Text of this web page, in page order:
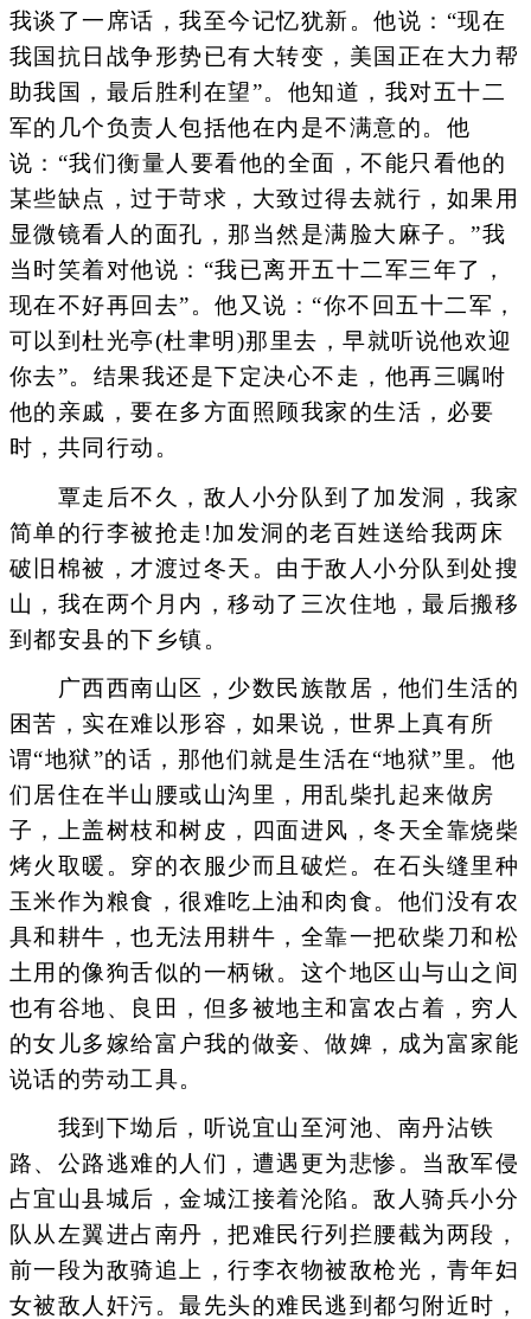
我谈了一席话，我至今记忆犹新。他说：“现在
我国抗日战争形势已有大转变，美国正在大力帮
助我国，最后胜利在望”。他知道，我对五十二
军的几个负责人包括他在内是不满意的。他
说：“我们衡量人要看他的全面，不能只看他的
某些缺点，过于苛求，大致过得去就行，如果用
显微镜看人的面孔，那当然是满脸大麻子。”我
当时笑着对他说：“我已离开五十二军三年了，
现在不好再回去”。他又说：“你不回五十二军，
可以到杜光亭(杜聿明)那里去，早就听说他欢迎
你去”。结果我还是下定决心不走，他再三嘱咐
他的亲戚，要在多方面照顾我家的生活，必要
时，共同行动。
覃走后不久，敌人小分队到了加发洞，我家
简单的行李被抢走!加发洞的老百姓送给我两床
破旧棉被，才渡过冬天。由于敌人小分队到处搜
山，我在两个月内，移动了三次住地，最后搬移
到都安县的下乡镇。
广西西南山区，少数民族散居，他们生活的
困苦，实在难以形容，如果说，世界上真有所
谓“地狱”的话，那他们就是生活在“地狱”里。他
们居住在半山腰或山沟里，用乱柴扎起来做房
子，上盖树枝和树皮，四面进风，冬天全靠烧柴
烤火取暖。穿的衣服少而且破烂。在石头缝里种
玉米作为粮食，很难吃上油和肉食。他们没有农
具和耕牛，也无法用耕牛，全靠一把砍柴刀和松
土用的像狗舌似的一柄锹。这个地区山与山之间
也有谷地、良田，但多被地主和富农占着，穷人
的女儿多嫁给富户我的做妾、做婢，成为富家能
说话的劳动工具。
我到下坳后，听说宜山至河池、南丹沾铁
路、公路逃难的人们，遭遇更为悲惨。当敌军侵
占宜山县城后，金城江接着沦陷。敌人骑兵小分
队从左翼进占南丹，把难民行列拦腰截为两段，
前一段为敌骑追上，行李衣物被敌枪光，青年妇
女被敌人奸污。最先头的难民逃到都匀附近时，